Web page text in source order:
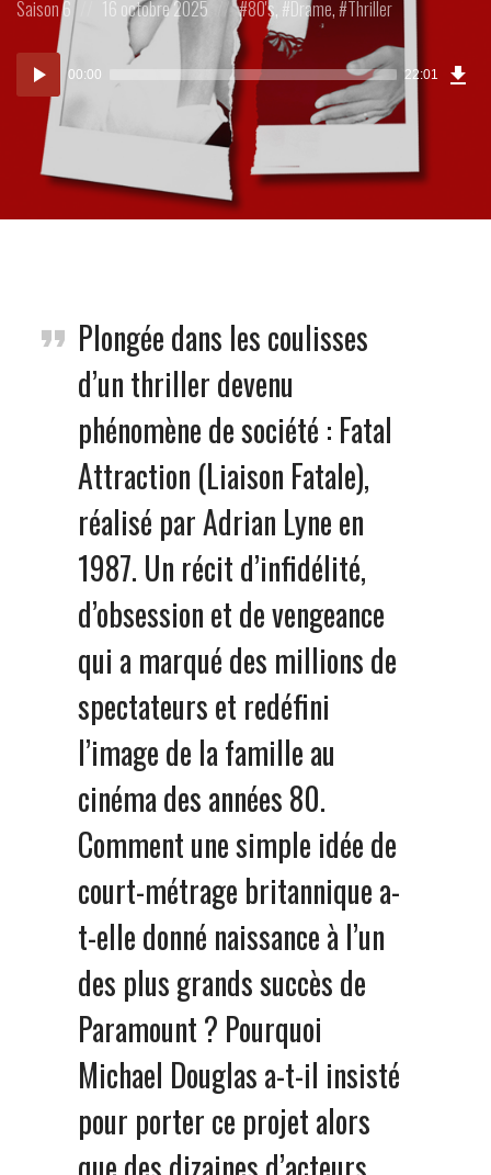
Posted
Saison 6
Posted
16 octobre 2025
Posted
in:
80's, Drame, Thriller
Lecteur
audio
00:00 22:01
Plongée dans les coulisses
d’un thriller devenu
phénomène de société : Fatal
Attraction (Liaison Fatale),
réalisé par Adrian Lyne en
1987. Un récit d’infidélité,
d’obsession et de vengeance
qui a marqué des millions de
spectateurs et redéfini
l’image de la famille au
cinéma des années 80.
Comment une simple idée de
court-métrage britannique a-
t-elle donné naissance à l’un
des plus grands succès de
Paramount ? Pourquoi
Michael Douglas a-t-il insisté
pour porter ce projet alors